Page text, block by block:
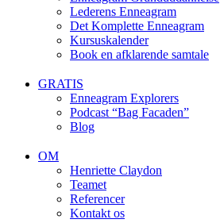
Lederens Enneagram
Det Komplette Enneagram
Kursuskalender
Book en afklarende samtale
GRATIS
Enneagram Explorers
Podcast “Bag Facaden”
Blog
OM
Henriette Claydon
Teamet
Referencer
Kontakt os